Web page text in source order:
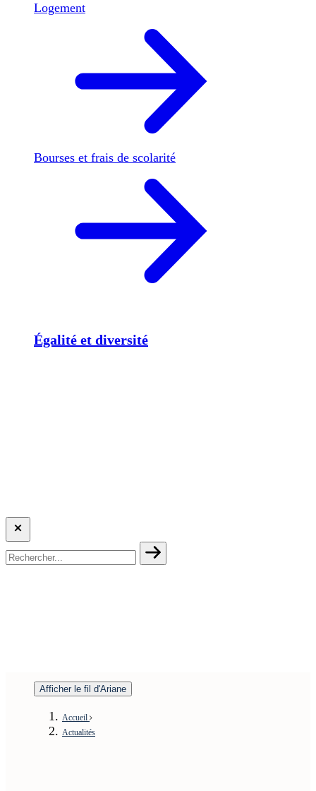
Logement
Bourses et frais de scolarité
Égalité et diversité
Afficher le fil d'Ariane
Accueil
Actualités